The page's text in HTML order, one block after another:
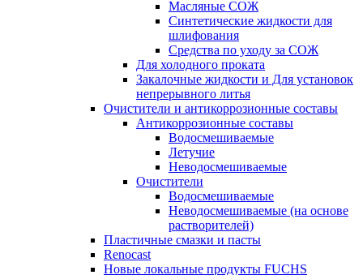
Масляные СОЖ
Синтетические жидкости для
шлифования
Средства по уходу за СОЖ
Для холодного проката
Закалочные жидкости и Для установок
непрерывного литья
Очистители и антикоррозионные составы
Антикоррозионные составы
Водосмешиваемые
Летучие
Неводосмешиваемые
Очистители
Водосмешиваемые
Неводосмешиваемые (на основе
растворителей)
Пластичные смазки и пасты
Renocast
Новые локальные продукты FUCHS